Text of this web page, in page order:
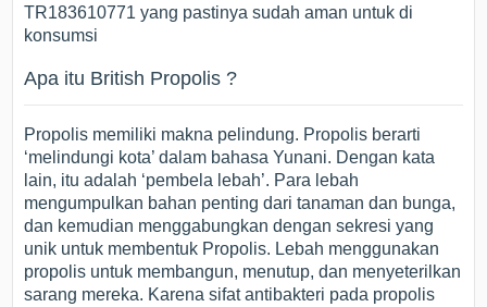
TR183610771 yang pastinya sudah aman untuk di
konsumsi
Apa itu British Propolis ?
Propolis memiliki makna pelindung. Propolis berarti
‘melindungi kota’ dalam bahasa Yunani. Dengan kata
lain, itu adalah ‘pembela lebah’. Para lebah
mengumpulkan bahan penting dari tanaman dan bunga,
dan kemudian menggabungkan dengan sekresi yang
unik untuk membentuk Propolis. Lebah menggunakan
propolis untuk membangun, menutup, dan menyeterilkan
sarang mereka. Karena sifat antibakteri pada propolis